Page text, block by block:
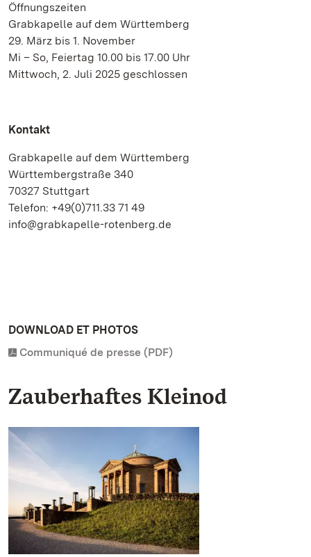
Öffnungszeiten
Grabkapelle auf dem Württemberg
29. März bis 1. November
Mi – So, Feiertag 10.00 bis 17.00 Uhr
Mittwoch, 2. Juli 2025 geschlossen
Kontakt
Grabkapelle auf dem Württemberg
Württembergstraße 340
70327 Stuttgart
Telefon: +49(0)711.33 71 49
info@grabkapelle-rotenberg.de
DOWNLOAD ET PHOTOS
Communiqué de presse (PDF)
Zauberhaftes Kleinod